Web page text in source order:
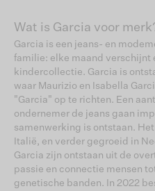
Wat is Garcia voor
Garcia is een jeans- en
familie: elke maand verschijnt
kindercollectie. Garcia is
waar Maurizio en Isabella
"Garcia" op te richten. Een
ondernemer de jeans gaan
samenwerking is ontstaan.
Italië, en verder gegroeid in
Garcia zijn ontstaan uit de
passie en connectie mensen
genetische banden. In 2022